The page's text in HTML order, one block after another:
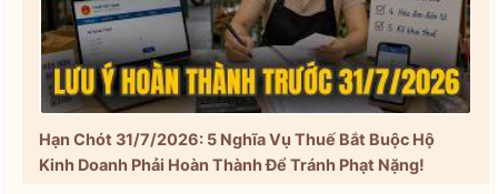
Hạn Chót 31/7/2026: 5 Nghĩa Vụ Thuế Bắt Buộc Hộ
Kinh Doanh Phải Hoàn Thành Để Tránh Phạt Nặng!